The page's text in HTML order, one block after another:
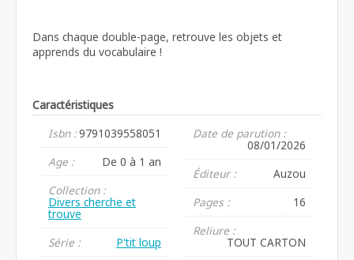
Dans chaque double-page, retrouve les objets et
apprends du vocabulaire !
Caractéristiques
Isbn :9791039558051
Age :
De 0 à 1 an
Collection :
Divers cherche et
trouve
Série :
P'tit loup
Date de parution :
08/01/2026
Éditeur :
Auzou
Pages :
16
Reliure :
TOUT CARTON